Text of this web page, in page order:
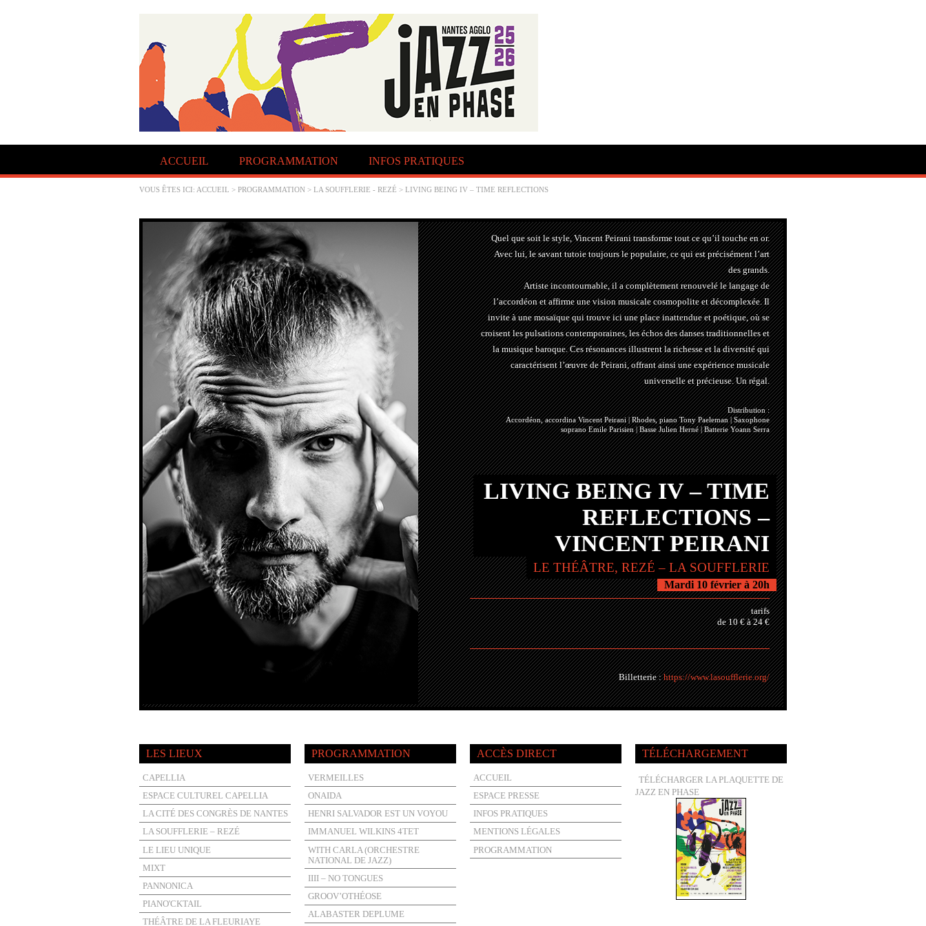
ACCUEIL PROGRAMMATION INFOS PRATIQUES
VOUS ÊTES ICI: ACCUEIL > PROGRAMMATION > LA SOUFFLERIE - REZÉ > LIVING BEING IV – TIME REFLECTIONS
Quel que soit le style, Vincent Peirani transforme tout ce qu’il touche en or.
Avec lui, le savant tutoie toujours le populaire, ce qui est précisément l’art
des grands.
Artiste incontournable, il a complètement renouvelé le langage de
l’accordéon et affirme une vision musicale cosmopolite et décomplexée. Il
invite à une mosaïque qui trouve ici une place inattendue et poétique, où se
croisent les pulsations contemporaines, les échos des danses traditionnelles et
la musique baroque. Ces résonances illustrent la richesse et la diversité qui
caractérisent l’œuvre de Peirani, offrant ainsi une expérience musicale
universelle et précieuse. Un régal.
Distribution :
Accordéon, accordina Vincent Peirani | Rhodes, piano Tony Paeleman | Saxophone
soprano Emile Parisien | Basse Julien Herné | Batterie Yoann Serra
LIVING BEING IV – TIME
REFLECTIONS –
VINCENT PEIRANI
LE THÉÂTRE, REZÉ – LA SOUFFLERIE
Mardi 10 février à 20h
tarifs
de 10 € à 24 €
Billetterie :https://www.lasoufflerie.org/
LES LIEUX
CAPELLIA
ESPACE CULTUREL CAPELLIA
LA CITÉ DES CONGRÈS DE NANTES
LA SOUFFLERIE – REZÉ
LE LIEU UNIQUE
MIXT
PANNONICA
PIANO'CKTAIL
THÉÂTRE DE LA FLEURIAYE
PROGRAMMATION
VERMEILLES
ONAIDA
HENRI SALVADOR EST UN VOYOU
IMMANUEL WILKINS 4TET
WITH CARLA (ORCHESTRE
NATIONAL DE JAZZ)
IIII – NO TONGUES
GROOV’OTHÉOSE
ALABASTER DEPLUME
ACCÈS DIRECT
ACCUEIL
ESPACE PRESSE
INFOS PRATIQUES
MENTIONS LÉGALES
PROGRAMMATION
TÉLÉCHARGEMENT
TÉLÉCHARGER LA PLAQUETTE DE
JAZZ EN PHASE